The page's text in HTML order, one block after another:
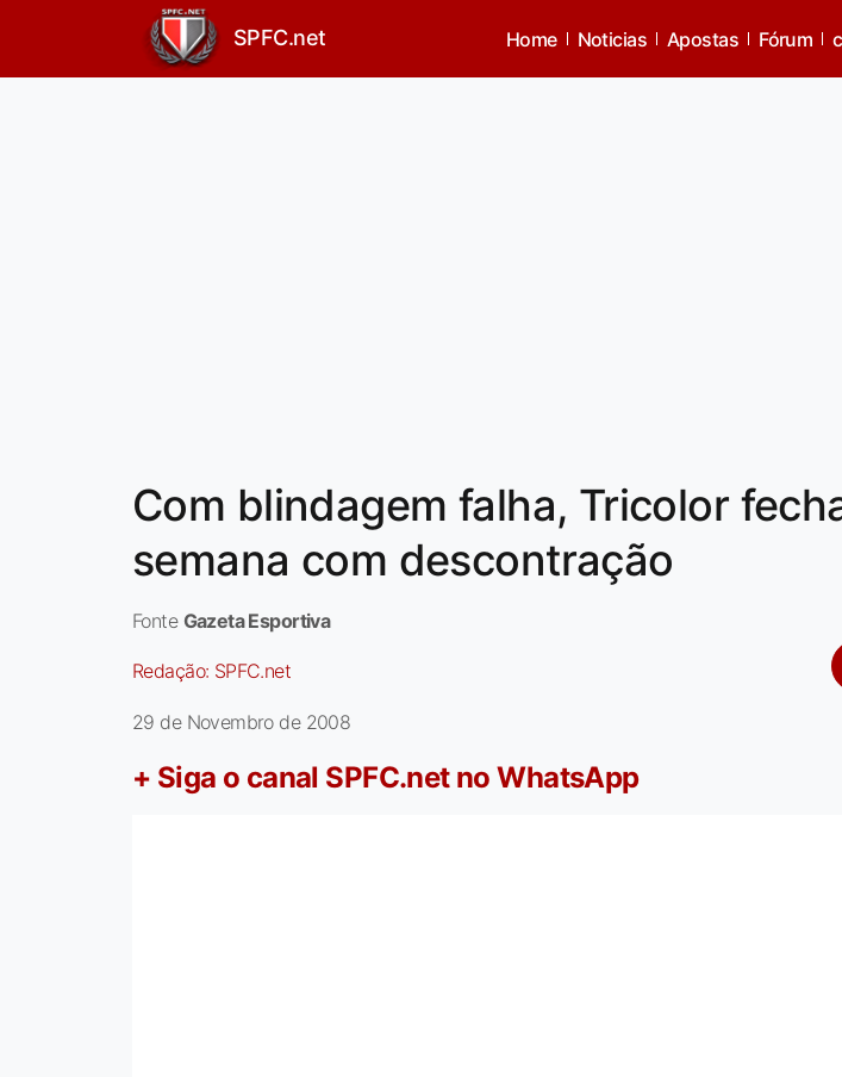
SPFC.net Home Noticias Apostas Fórum
Com blindagem falha, Tricolor
semana com descontração
Fonte Gazeta Esportiva
Redação: SPFC.net
29 de Novembro de 2008
+ Siga o canal SPFC.net no WhatsApp